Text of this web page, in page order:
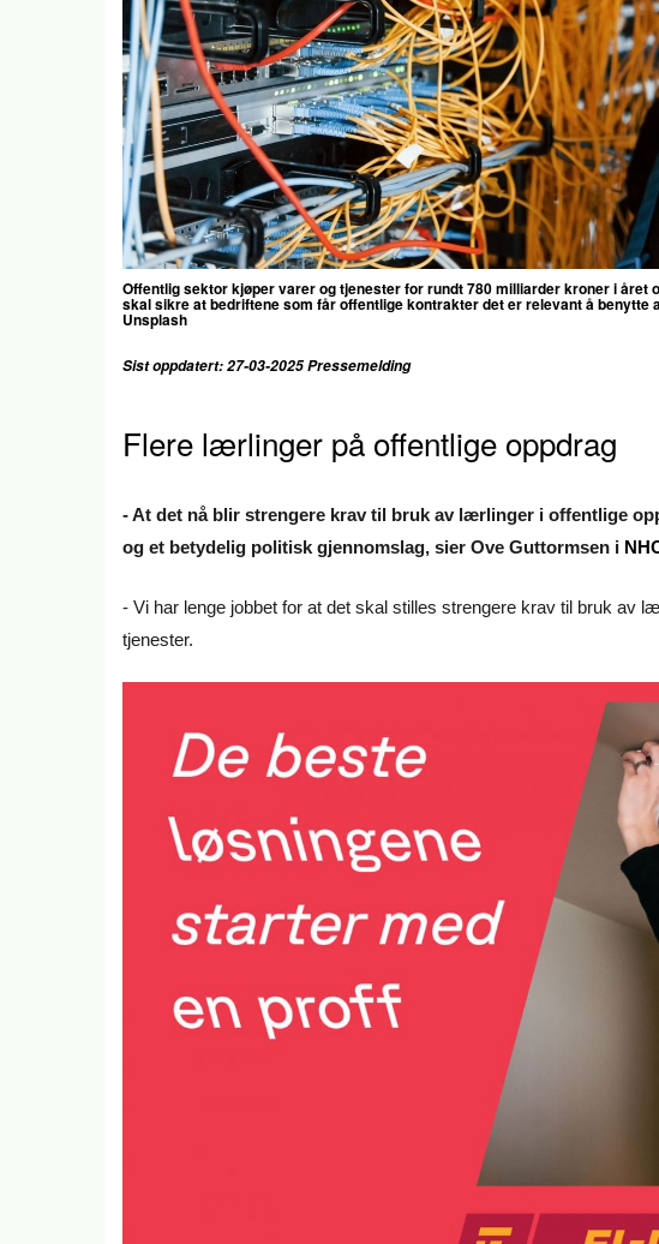
Offentlig sektor kjøper varer og tjenester for rundt 780 milliarder kroner i året
skal sikre at bedriftene som får offentlige kontrakter det er relevant å benytte
Unsplash
Sist oppdatert: 27-03-2025 Pressemelding
Flere lærlinger på offentlige oppdrag
- At det nå blir strengere krav til bruk av lærlinger i offentlige
og et betydelig politisk gjennomslag, sier Ove Guttormsen i
- Vi har lenge jobbet for at det skal stilles strengere krav til bruk av
tjenester.